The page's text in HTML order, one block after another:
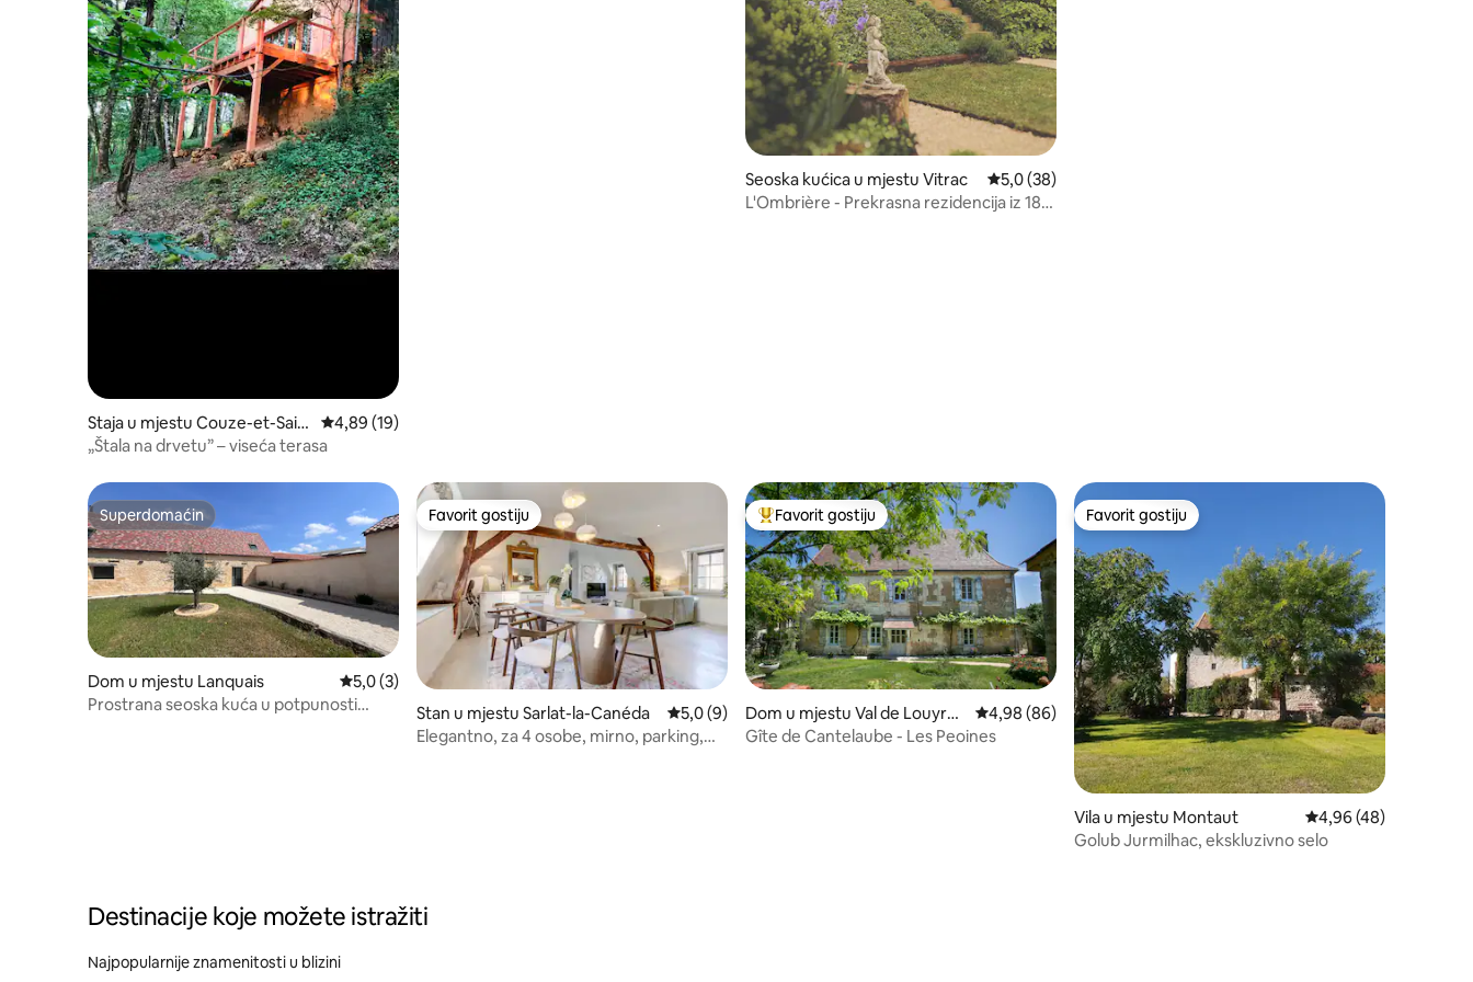
Staja u mjestu Couze-et-Sain
t-Front
Prosječna ocjena: 4,89 od 5, recenzija: 19
4,89 (19)
„Štala na drvetu” – viseća terasa
Seoska kućica u mjestu Vitrac Prosječna ocjena: 5,0 od 5, recenzija: 38
5,0 (38)
L'Ombrière - Prekrasna rezidencija iz 18.
Superdomaćin
Superdomaćin
Dom u mjestu Lanquais Prosječna ocjena: 5,0 od 5, recenzija: 3
5,0 (3)
Prostrana seoska kuća u potpunosti
Favorit gostiju
Favorit gostiju
Stan u mjestu Sarlat-la-Canéda Prosječna ocjena: 5,0 od 5, recenzija: 9
5,0 (9)
Elegantno, za 4 osobe, mirno, parking,
Glavni favorit gostiju
Favorit gostiju
Dom u mjestu Val de Louyre
et Caudeau
Prosječna ocjena: 4,98 od 5, recenzija: 86
4,98 (86)
Gîte de Cantelaube - Les Peoines
Favorit gostiju
Favorit gostiju
Vila u mjestu Montaut Prosječna ocjena:
4,96 (48)
Golub Jurmilhac, ekskluzivno selo
Destinacije koje možete istražiti
Najpopularnije znamenitosti u blizini